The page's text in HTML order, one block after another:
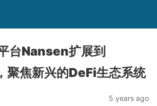
台Nansen扩展到
聚焦新兴的DeFi生态系统
5 years ago